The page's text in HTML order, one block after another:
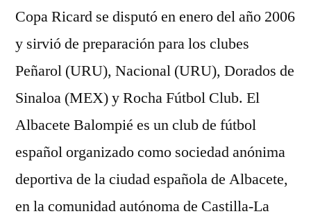
Copa Ricard se disputó en enero del año 2006
y sirvió de preparación para los clubes
Peñarol (URU), Nacional (URU), Dorados de
Sinaloa (MEX) y Rocha Fútbol Club. El
Albacete Balompié es un club de fútbol
español organizado como sociedad anónima
deportiva de la ciudad española de Albacete,
en la comunidad autónoma de Castilla-La